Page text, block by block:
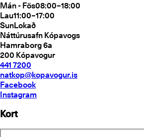
Mán - Fös08:00–18:00
Lau11:00–17:00
SunLokað
Náttúrusafn Kópavogs
Hamraborg 6a
200 Kópavogur
441 7200
natkop@kopavogur.is
Facebook
Instagram
Kort